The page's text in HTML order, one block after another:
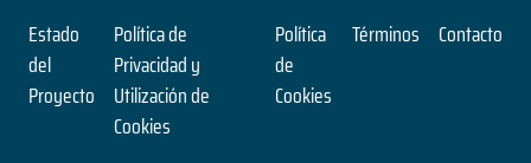
Estado
del
Proyecto
Política de
Privacidad y
Utilización de
Cookies
Política
de
Cookies
Términos Contacto